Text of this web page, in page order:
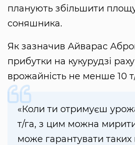
планують збільшити площу
соняшника.
Як зазначив Айварас
прибутки на кукурудзі
врожайність не менше 10
«Коли ти отримуєш
т/га, з цим можна
може гарантувати